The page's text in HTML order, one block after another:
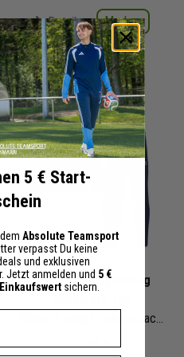
Details Merken
+ 0 Interessenten
Erima Trainingsanzug
2-teilig | Trainingsjacke mit Kapuze Trainingshose
51,68 €
5 € Start-
Absolute Teamsport
verpasst Du keine
und exklusiven
Jetzt anmelden und 5 €
sichern.